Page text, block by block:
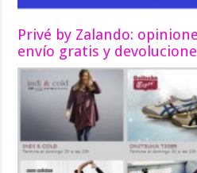
Privé by Zalando:
envío gratis y